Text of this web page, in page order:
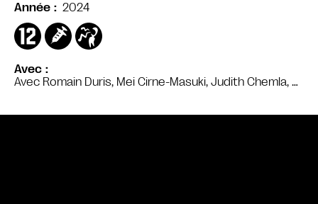
Avec
Avec Romain Duris, Mei Cirne-Masuki, Judith Chemla, …
Année
2024